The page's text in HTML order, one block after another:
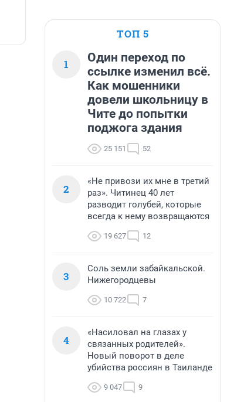
ТОП 5
1
Один переход по
ссылке изменил всё.
Как мошенники
довели школьницу в
Чите до попытки
поджога здания
25 151 52
2
«Не привози их мне в третий
раз». Читинец 40 лет
разводит голубей, которые
всегда к нему возвращаются
19 627 12
3
Соль земли забайкальской.
Нижегородцевы
10 722 7
4
«Насиловал на глазах у
связанных родителей».
Новый поворот в деле
убийства россиян в Таиланде
9 047 9